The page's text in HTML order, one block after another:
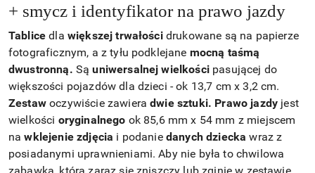
+ smycz i identyfikator na prawo jazdy
Tablice dla większej trwałościdrukowane są na papierze
fotograficznym, a z tyłu podklejane mocną taśmą
dwustronną. Sąuniwersalnej wielkościpasującej do
większości pojazdów dla dzieci - ok 13,7 cm x 3,2 cm.
Zestawoczywiście zawieradwie sztuki. Prawo jazdy jest
wielkości oryginalnego ok 85,6 mm x 54 mm z miejscem
nawklejenie zdjęcia i podanie danych dziecka wraz z
posiadanymi uprawnieniami. Aby nie była to chwilowa